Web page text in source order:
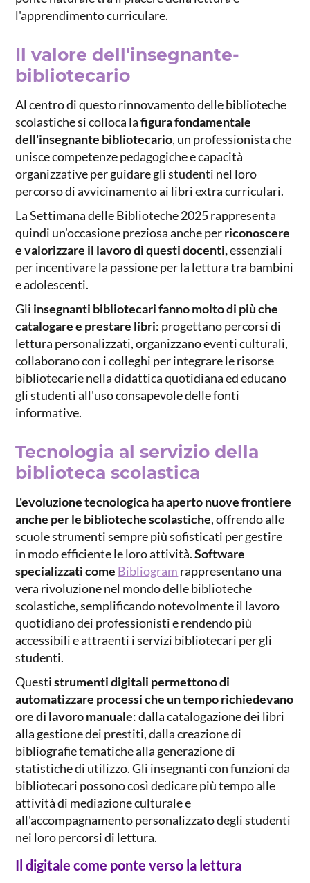
l'apprendimento curriculare.
Il valore dell'insegnante-
bibliotecario
Al centro di questo rinnovamento delle biblioteche
scolastiche si colloca lafigura fondamentale
dell'insegnante bibliotecario, un professionista che
unisce competenze pedagogiche e capacità
organizzative per guidare gli studenti nel loro
percorso di avvicinamento ai libri extra curriculari.
La Settimana delle Biblioteche 2025 rappresenta
quindi un'occasione preziosa anche perriconoscere
e valorizzare il lavoro di questi docenti,essenziali
per incentivare la passione per la lettura tra bambini
e adolescenti.
Gli insegnanti bibliotecari fanno molto di più che
catalogare e prestare libri: progettano percorsi di
lettura personalizzati, organizzano eventi culturali,
collaborano con i colleghi per integrare le risorse
bibliotecarie nella didattica quotidiana ed educano
gli studenti all'uso consapevole delle fonti
informative.
Tecnologia al servizio della
biblioteca scolastica
L'evoluzione tecnologica ha apertonuove frontiere
anche per le biblioteche scolastiche, offrendo alle
scuole strumenti sempre più sofisticati per gestire
in modo efficiente le loro attività.Software
specializzati come Bibliogram rappresentano una
vera rivoluzione nel mondo delle biblioteche
scolastiche, semplificando notevolmente il lavoro
quotidiano dei professionisti e rendendo più
accessibili e attraenti i servizi bibliotecari per gli
studenti.
Questistrumenti digitali permettono di
automatizzare processi che un tempo richiedevano
ore di lavoro manuale: dalla catalogazione dei libri
alla gestione dei prestiti, dalla creazione di
bibliografie tematiche alla generazione di
statistiche di utilizzo. Gli insegnanti con funzioni da
bibliotecari possono così dedicare più tempo alle
attività di mediazione culturale e
all'accompagnamento personalizzato degli studenti
nei loro percorsi di lettura.
Il digitale come ponte verso la lettura